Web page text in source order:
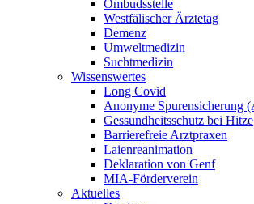
Ombudsstelle
Westfälischer Ärztetag
Demenz
Umweltmedizin
Suchtmedizin
Wissenswertes
Long Covid
Anonyme Spurensicherung
Gessundheitsschutz bei Hitze
Barrierefreie Arztpraxen
Laienreanimation
Deklaration von Genf
MIA-Förderverein
Aktuelles